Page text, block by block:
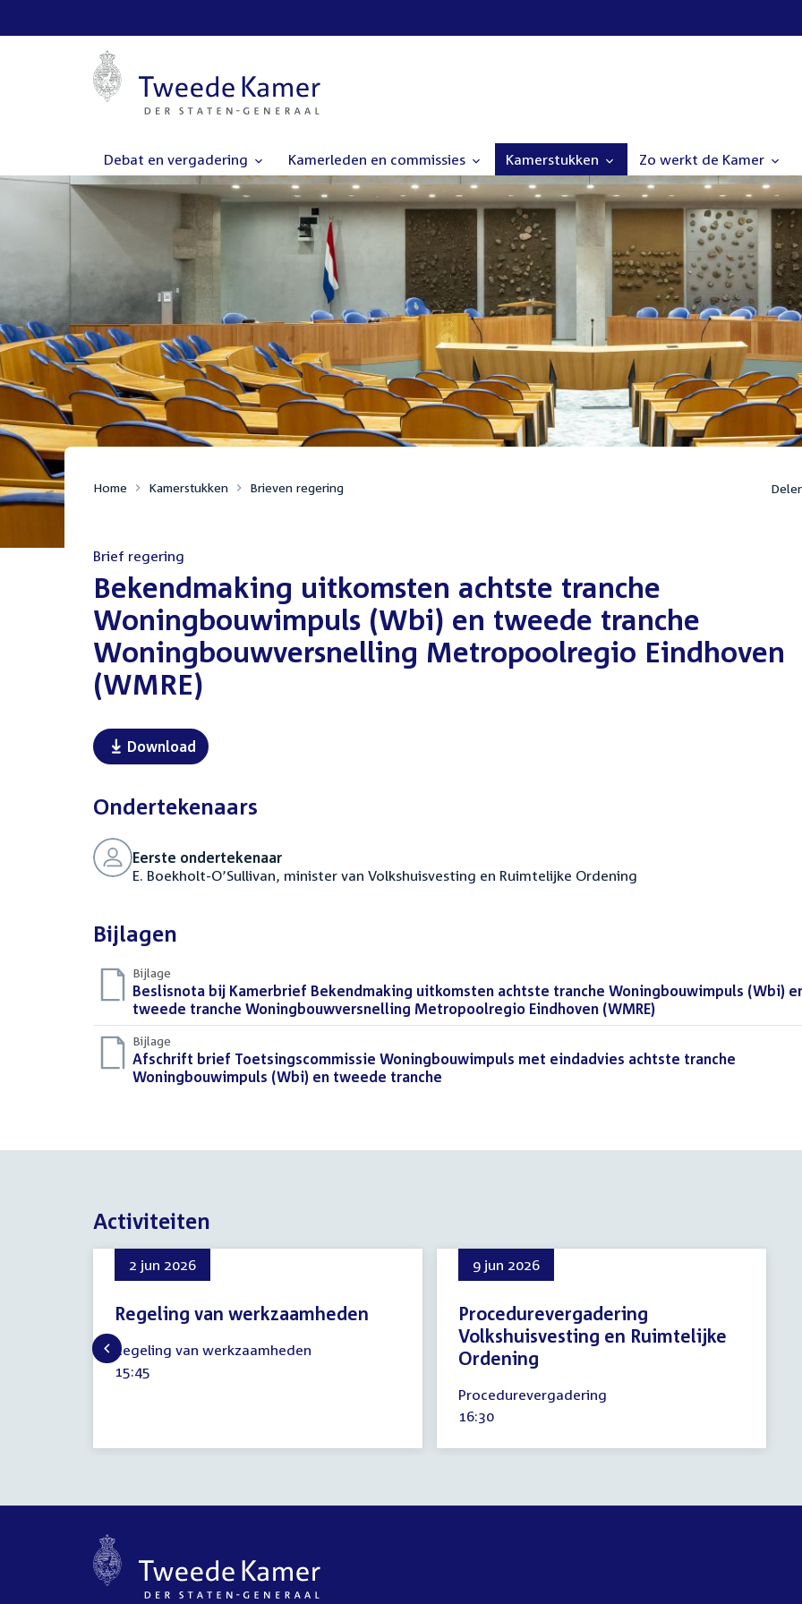
Debat en vergadering Kamerleden en commissies Kamerstukken Zo werkt de Kamer
Home Kamerstukken Brieven regering
Brief regering
:Bekendmaking uitkomsten achtste tranche
Woningbouwimpuls (Wbi) en tweede tranche
Woningbouwversnelling Metropoolregio Eindhoven
(WMRE)
Download
Ondertekenaars
Eerste ondertekenaar
E. Boekholt-O’Sullivan, minister van Volkshuisvesting en Ruimtelijke Ordening
Bijlagen
Bijlage
Download
bestand:
Beslisnota bij Kamerbrief Bekendmaking uitkomsten achtste tranche Woningbouwimpuls (Wbi)
tweede tranche Woningbouwversnelling Metropoolregio Eindhoven (WMRE)
Bijlage
Download
bestand:
Afschrift brief Toetsingscommissie Woningbouwimpuls met eindadvies achtste tranche
Woningbouwimpuls (Wbi) en tweede tranche
Activiteiten
2 jun 2026
Regeling van werkzaamheden
2
juni
2026
Regeling van werkzaamheden
Tijd
15:45
9 jun 2026
Procedurevergadering
Volkshuisvesting en Ruimtelijke
Ordening
juni
2026
Procedurevergadering
Tijd
16:30